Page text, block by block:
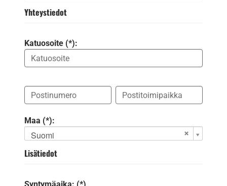
Yhteystiedot
Katuosoite (*):
Maa (*):
Suomi
Lisätiedot